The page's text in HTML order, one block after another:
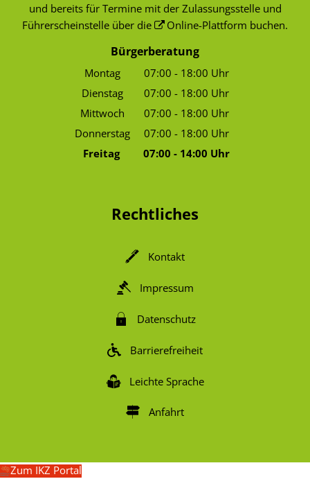
und bereits für Termine mit der Zulassungsstelle und
Führerscheinstelle über die
Online-Plattform buchen.
Bürgerberatung
Montag 07:00 - 18:00 Uhr
Von 07:00 bis 18:00 Uhr
Dienstag 07:00 - 18:00 Uhr
Von 07:00 bis 18:00 Uhr
Mittwoch 07:00 - 18:00 Uhr
Von 07:00 bis 18:00 Uhr
Donnerstag 07:00 - 18:00 Uhr
Von 07:00 bis 18:00 Uhr
Freitag 07:00 - 14:00 Uhr
Rechtliches
Kontakt
Impressum
Datenschutz
Barrierefreiheit
Leichte Sprache
Anfahrt
Zum IKZ Portal